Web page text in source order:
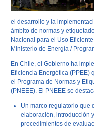
el desarrollo y la
ámbito de normas y
Nacional para el Uso
Ministerio de Energía /
EnChile, el Gobierno ha
Eficiencia Energética (PPEE)
el Programa de Normas y
(PNEEE). El PNEEE se
Un marco regulatorio que
elaboración, introducción
procedimientos de